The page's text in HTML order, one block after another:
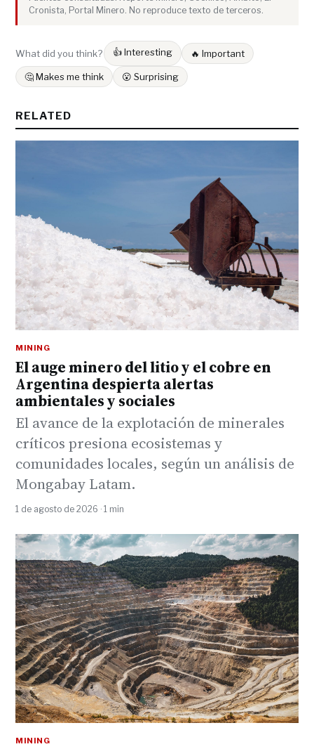
Cronista, Portal Minero. No reproduce texto de terceros.
What did you think? 👍 Interesting 🔥 Important
🤔 Makes me think 😮 Surprising
RELATED
MINING
El auge minero del litio y el cobre en
Argentina despierta alertas
ambientales y sociales
El avance de la explotación de minerales
críticos presiona ecosistemas y
comunidades locales, según un análisis de
Mongabay Latam.
1 de agosto de 2026 · 1 min
MINING